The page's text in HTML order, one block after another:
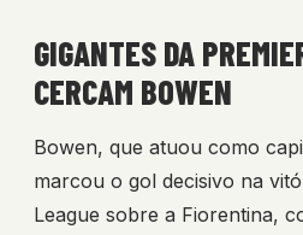
GIGANTES DA
CERCAM BOWEN
Bowen, que atuou como
marcou o gol decisivo na
League sobre a Fiorentina,